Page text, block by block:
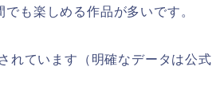
も楽しめる作品が多いです。
れています（明確なデータは公式